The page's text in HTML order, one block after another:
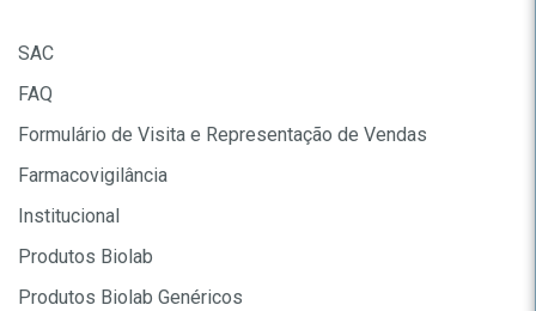
SAC
FAQ
Formulário de Visita e Representação de Vendas
Farmacovigilância
Institucional
Produtos Biolab
Produtos Biolab Genéricos